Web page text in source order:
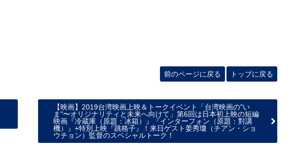
前のページに戻る トップに戻る
【映画】2019台湾映画上映＆トークイベント「台湾映画の"い
ま"〜オリジナリティと未来へ向けて」第6回は日本初上映の短編
映画『冷蔵庫（原題：冰箱）』『インターフォン（原題：對講
機）』+特別上映『跳格子』！来日ゲスト姜秀瓊（チアン・ショ
ウチョン）監督のスペシャルトーク！